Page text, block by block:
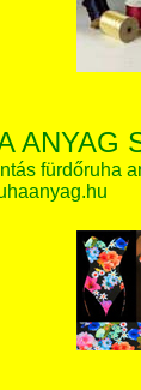
ANYAG
fürdőruha